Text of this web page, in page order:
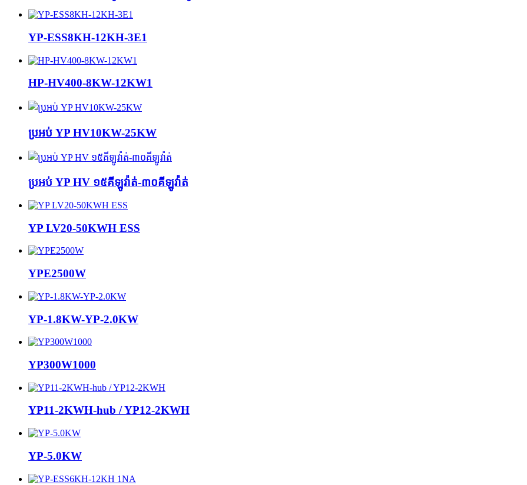
YP-ESS8KH-12KH-3E1
HP-HV400-8KW-12KW1
ប្រអប់ YP HV10KW-25KW
ប្រអប់ YP HV ១៥គីឡូវ៉ាត់-៣០គីឡូវ៉ាត់
YP LV20-50KWH ESS
YPE2500W
YP-1.8KW-YP-2.0KW
YP300W1000
YP11-2KWH-hub / YP12-2KWH
YP-5.0KW